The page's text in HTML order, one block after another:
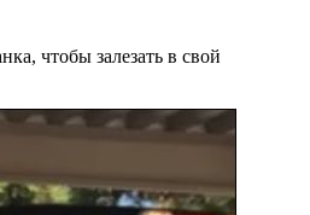
чтобы залезать в свой